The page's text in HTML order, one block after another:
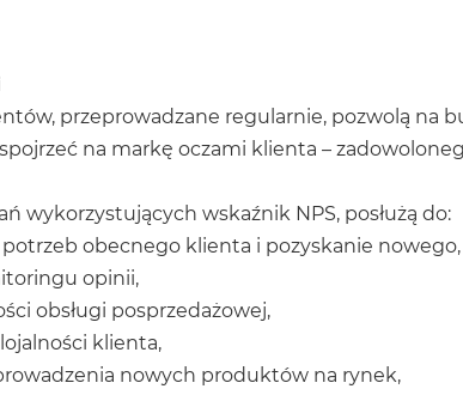
przeprowadzane regularnie, pozwolą
na markę oczami klienta –
wykorzystujących wskaźnik NPS, posłużą do:
obecnego klienta i pozyskanie nowego,
opinii,
obsługi posprzedażowej,
klienta,
nowych produktów na rynek,